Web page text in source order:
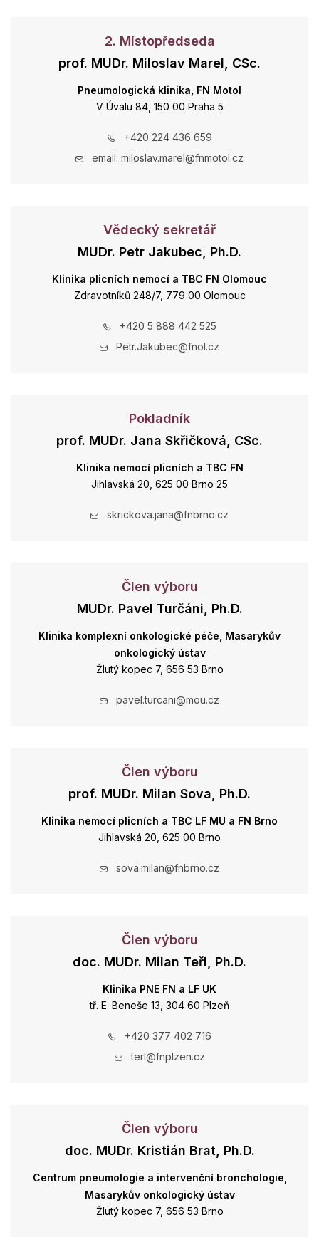
2. Místopředseda
prof. MUDr. Miloslav Marel, CSc.
Pneumologická klinika, FN Motol
V Úvalu 84, 150 00 Praha 5
+420 224 436 659
email: miloslav.marel@fnmotol.cz
Vědecký sekretář
MUDr. Petr Jakubec, Ph.D.
Klinika plicních nemocí a TBC FN Olomouc
Zdravotníků 248/7, 779 00 Olomouc
+420 5 888 442 525
Petr.Jakubec@fnol.cz
Pokladník
prof. MUDr. Jana Skřičková, CSc.
Klinika nemocí plicních a TBC FN
Jihlavská 20, 625 00 Brno 25
skrickova.jana@fnbrno.cz
Člen výboru
MUDr. Pavel Turčáni, Ph.D.
Klinika komplexní onkologické péče, Masarykův
onkologický ústav
Žlutý kopec 7, 656 53 Brno
pavel.turcani@mou.cz
Člen výboru
prof. MUDr. Milan Sova, Ph.D.
Klinika nemocí plicních a TBC LF MU a FN Brno
Jihlavská 20, 625 00 Brno
sova.milan@fnbrno.cz
Člen výboru
doc. MUDr. Milan Teřl, Ph.D.
Klinika PNE FN a LF UK
tř. E. Beneše 13, 304 60 Plzeň
+420 377 402 716
terl@fnplzen.cz
Člen výboru
doc. MUDr. Kristián Brat, Ph.D.
Centrum pneumologie a intervenční bronchologie,
Masarykův onkologický ústav
Žlutý kopec 7, 656 53 Brno